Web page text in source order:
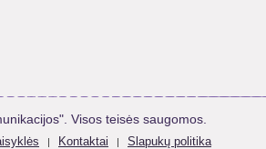
Visos teisės saugomos.
| Kontaktai | Slapukų politika